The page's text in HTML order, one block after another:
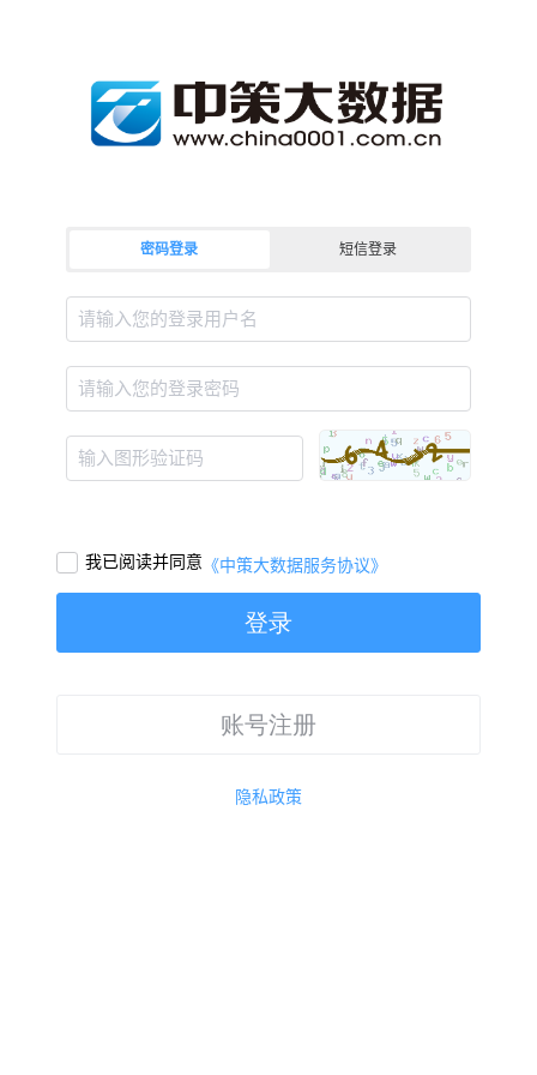
密码登录 短信登录
请输入您的登录用户名
请输入您的登录密码
输入图形验证码
我已阅读并同意 《中策大数据服务协议》
登录
账号注册
隐私政策